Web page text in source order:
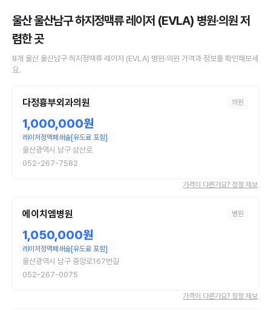
울산 울산남구 하지정맥류 레이저 (EVLA) 병원·의원저
렴한 곳
8개 울산 울산남구 하지정맥류 레이저 (EVLA) 병원·의원 가격과 정보를 확인해보세
요.
다정흉부외과의원 의원
1,000,000원
레이저정맥폐쇄술[유도료 포함]
울산광역시 남구 삼산로
052-267-7582
가격이 다른가요? 정정 제보
에이치엠병원 병원
1,050,000원
레이저정맥폐쇄술[유도료 포함]
울산광역시 남구 중앙로167번길
052-267-0075
가격이 다른가요? 정정 제보